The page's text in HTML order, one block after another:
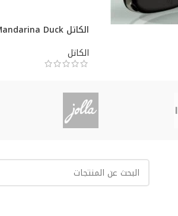
الكاتل Mandarina Duck
الكاتل